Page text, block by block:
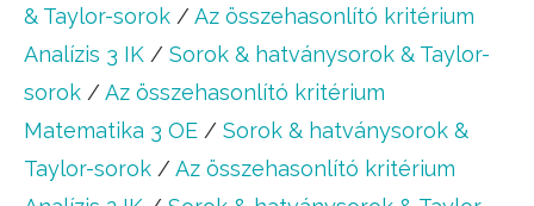
& Taylor-sorok / Az összehasonlító kritérium
Analízis 3 IK / Sorok & hatványsorok & Taylor-
sorok / Az összehasonlító kritérium
Matematika 3 OE / Sorok & hatványsorok &
Taylor-sorok / Az összehasonlító kritérium